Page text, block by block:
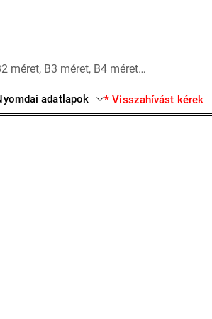
méret, B3 méret, B4 méret…
adatlapok * Visszahívást kérek